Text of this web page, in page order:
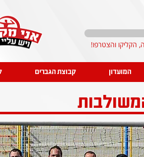
המועדון קבוצת הגברים